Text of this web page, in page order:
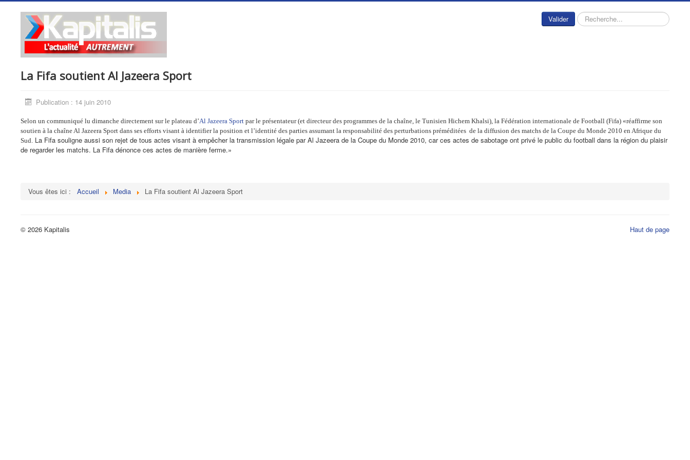
Valider Rechercher
La Fifa soutient Al Jazeera Sport
Publication : 14 juin 2010
Selon un communiqué lu dimanche directement sur le plateau d’Al Jazeera Sport par le présentateur (et directeur des programmes de la chaîne, le Tunisien Hichem Khalsi), la Fédération internationale de Football (Fifa) «réaffirme son
soutien à la chaîne Al Jazeera Sport dans ses efforts visant à identifier la position et l’identité des parties assumant la responsabilité des perturbations préméditées de la diffusion des matchs de la Coupe du Monde 2010 en Afrique du
Sud. La Fifa souligne aussi son rejet de tous actes visant à empêcher la transmission légale par Al Jazeera de la Coupe du Monde 2010, car ces actes de sabotage ont privé le public du football dans la région du plaisir
de regarder les matchs. La Fifa dénonce ces actes de manière ferme.»
Vous êtes ici : Accueil Media La Fifa soutient Al Jazeera Sport
Haut de page
© 2026 Kapitalis